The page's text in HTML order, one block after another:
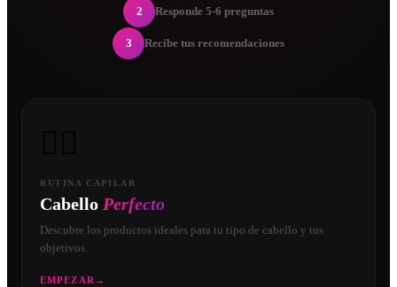
2 Responde 5-6 preguntas
3 Recibe tus recomendaciones
RUTINA CAPILAR
Cabello Perfecto
Descubre los productos ideales para tu tipo de cabello y tus
objetivos.
EMPEZAR →